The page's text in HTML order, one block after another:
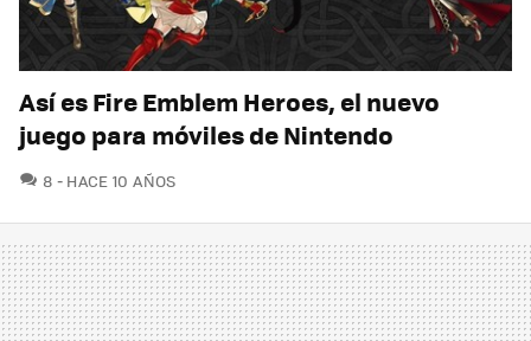
Así es Fire Emblem Heroes, el nuevo
juego para móviles de Nintendo
8 COMENTARIOS
HACE 10 AÑOS